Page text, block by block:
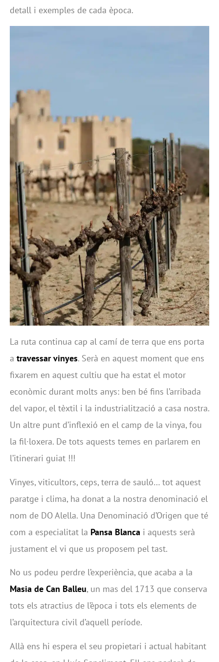
detall i exemples de cada època.
La ruta continua cap al camí de terra que ens porta
a travessar vinyes. Serà en aquest moment que ens
fixarem en aquest cultiu que ha estat el motor
econòmic durant molts anys: ben bé fins l’arribada
del vapor, el tèxtil i la industrialització a casa nostra.
Un altre punt d’inflexió en el camp de la vinya, fou
la fil·loxera. De tots aquests temes en parlarem en
l’itinerari guiat !!!
Vinyes, viticultors, ceps, terra de sauló… tot aquest
paratge i clima, ha donat a la nostra denominació el
nom de DO Alella. Una Denominació d’Origen que té
com a especialitat la Pansa Blanca i aquests serà
justament el vi que us proposem pel tast.
No us podeu perdre l’experiència, que acaba a la
Masia de Can Balleu, un mas del 1713 que conserva
tots els atractius de l’època i tots els elements de
l’arquitectura civil d’aquell període.
Allà ens hi espera el seu propietari i actual habitant